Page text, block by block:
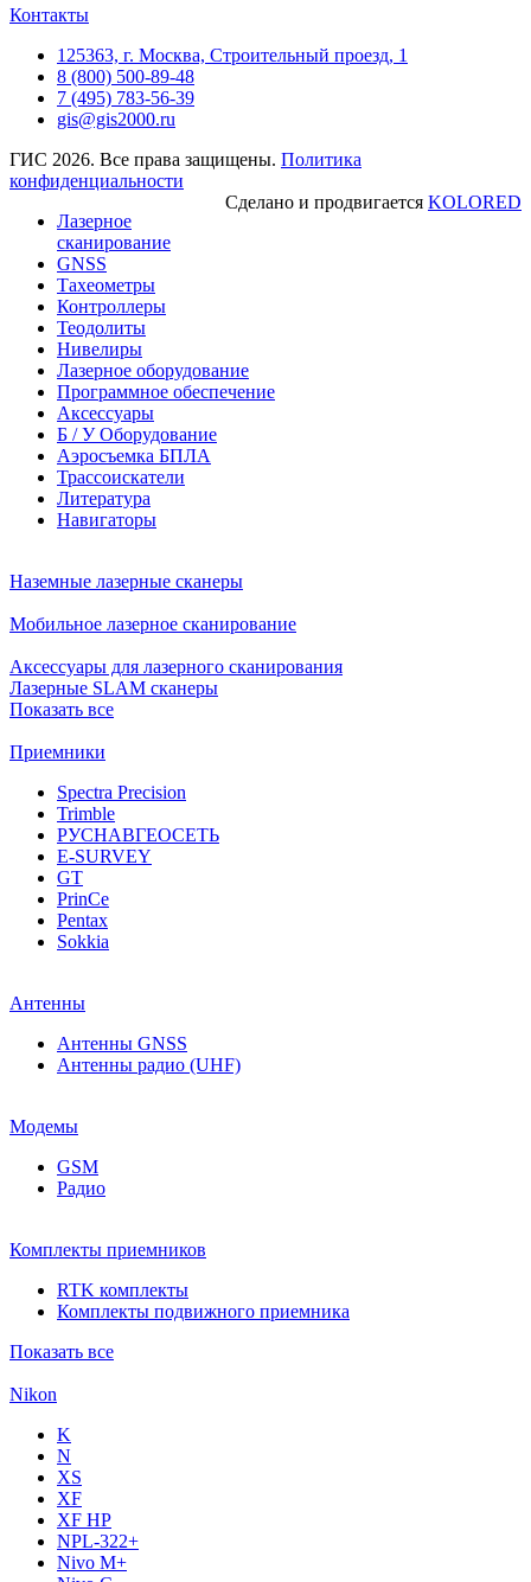
Контакты
125363, г. Москва, Строительный проезд, 1
8 (800) 500-89-48
7 (495) 783-56-39
gis@gis2000.ru
ГИС 2026. Все права защищены. Политика
конфиденциальности
Сделано и продвигается KOLORED
Лазерное
сканирование
GNSS
Тахеометры
Контроллеры
Теодолиты
Нивелиры
Лазерное оборудование
Программное обеспечение
Аксессуары
Б / У Оборудование
Аэросъемка БПЛА
Трассоискатели
Литература
Навигаторы
Наземные лазерные сканеры
Мобильное лазерное сканирование
Аксессуары для лазерного сканирования
Лазерные SLAM сканеры
Показать все
Приемники
Spectra Precision
Trimble
РУСНАВГЕОСЕТЬ
E-SURVEY
GT
PrinCe
Pentax
Sokkia
Антенны
Антенны GNSS
Антенны радио (UHF)
Модемы
GSM
Радио
Комплекты приемников
RTK комплекты
Комплекты подвижного приемника
Показать все
Nikon
K
N
XS
XF
XF НР
NPL-322+
Nivo M+